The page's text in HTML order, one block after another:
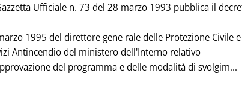
Ufficiale n. 73 del 28 marzo 1993 pubblica il
1995 del direttore gene rale delle Protezione Civile
Antincendio del ministero dell'Interno relativo
del programma e delle modalità di svolgim...